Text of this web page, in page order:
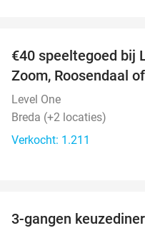
€40 speeltegoed bij
Zoom, Roosendaal
Level One
Breda (+2 locaties)
Verkocht: 1.211
3-gangen